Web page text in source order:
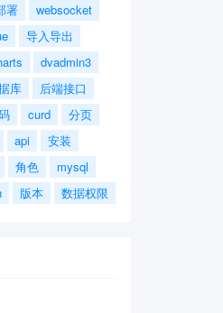
署
websocket
导入导出
dvadmin3
库
后端接口
curd
分页
api
安装
角色
mysql
版本 数据权限